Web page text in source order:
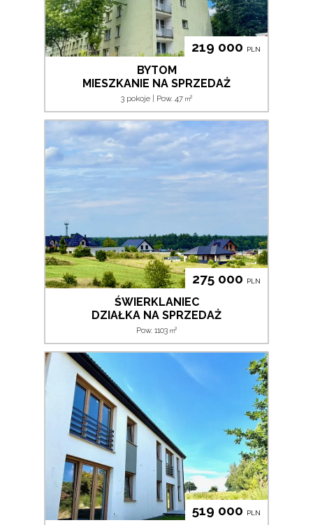
219 000 PLN
BYTOM
MIESZKANIE NA SPRZEDAŻ
3 pokoje | Pow. 47 m2
275 000 PLN
ŚWIERKLANIEC
DZIAŁKA NA SPRZEDAŻ
Pow. 1103 m2
519 000 PLN